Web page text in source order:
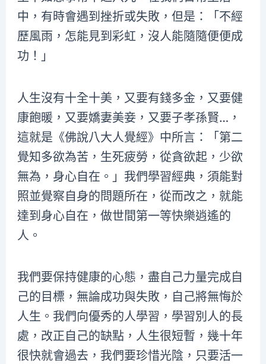
中，有時會遇到挫折或失敗，但是：「不經
歷風雨，怎能見到彩虹，沒人能隨隨便便成
功！」
人生沒有十全十美，又要有錢多金，又要健
康飽暖，又要嬌妻美妾，又要子孝孫賢…，
這就是《佛說八大人覺經》中所言：「第二
覺知多欲為苦，生死疲勞，從貪欲起，少欲
無為，身心自在。」我們學習經典，須能對
照並覺察自身的問題所在，從而改之，就能
達到身心自在，做世間第一等快樂逍遙的
人。
我們要保持健康的心態，盡自己力量完成自
己的目標，無論成功與失敗，自己將無悔於
人生。我們向優秀的人學習，學習別人的長
處，改正自己的缺點，人生很短暫，幾十年
很快就會過去，我們要珍惜光陰，只要活一